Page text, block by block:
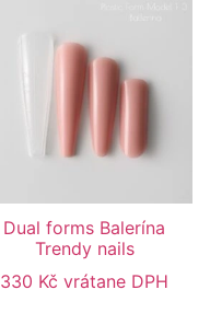
Dual forms Balerína
Trendy nails
330 Kč vrátane DPH